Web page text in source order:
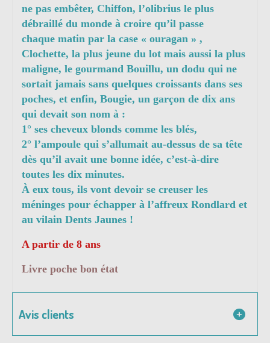
ne pas embêter, Chiffon, l’olibrius le plus
débraillé du monde à croire qu’il passe
chaque matin par la case « ouragan » ,
Clochette, la plus jeune du lot mais aussi la plus
maligne, le gourmand Bouillu, un dodu qui ne
sortait jamais sans quelques croissants dans ses
poches, et enfin, Bougie, un garçon de dix ans
qui devait son nom à :
1° ses cheveux blonds comme les blés,
2° l’ampoule qui s’allumait au-dessus de sa tête
dès qu’il avait une bonne idée, c’est-à-dire
toutes les dix minutes.
À eux tous, ils vont devoir se creuser les
méninges pour échapper à l’affreux Rondlard et
au vilain Dents Jaunes !
A partir de 8 ans
Livre poche bon état
Avis clients